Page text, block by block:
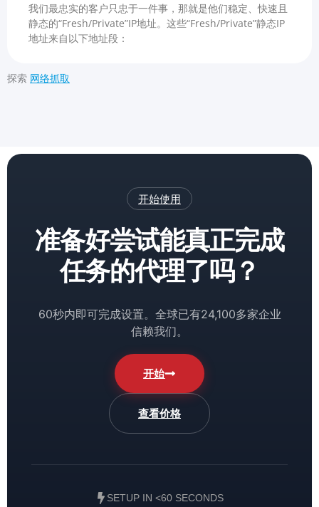
我们最忠实的客户只忠于一件事，那就是他们稳定、快速且
静态的“Fresh/Private”IP地址。这些“Fresh/Private”静态IP
地址来自以下地址段：
探索 网络抓取
开始使用
准备好尝试能真正完成
任务的代理了吗？
60秒内即可完成设置。全球已有24,100多家企业
信赖我们。
开始
查看价格
SETUP IN <60 SECONDS